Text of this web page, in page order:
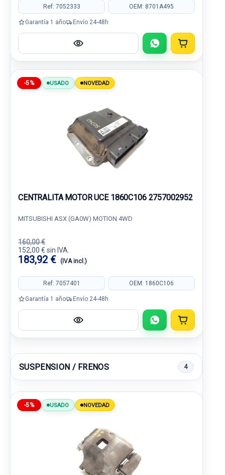
Ref: 7052333 OEM: 8701A495
Garantía 1 año Envío 24-48h
-5% USADO NOVEDAD
CENTRALITA MOTOR UCE 1860C106 2757002952
MITSUBISHI ASX (GA0W) MOTION 4WD
160,00 €
152,00 € sin IVA.
183,92 € (IVA incl.)
Ref: 7057401 OEM: 1860C106
Garantía 1 año Envío 24-48h
SUSPENSION / FRENOS 4
-5% USADO NOVEDAD